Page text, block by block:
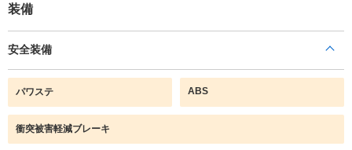
装備
安全装備
パワステ ABS
衝突被害軽減ブレーキ